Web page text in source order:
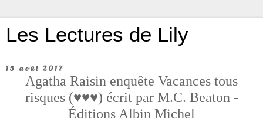
Les Lectures de Lily
15 août 2017
Agatha Raisin enquête Vacances tous
risques (♥♥♥) écrit par M.C. Beaton -
Éditions Albin Michel